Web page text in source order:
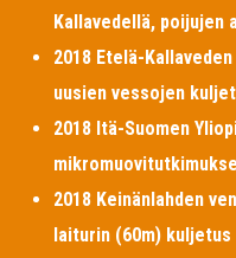
Kallavedellä, poijujen
2018 Etelä-
uusien vessojen
2018 Itä-Suomen
2018 Keinänlahden
laiturin (60m)